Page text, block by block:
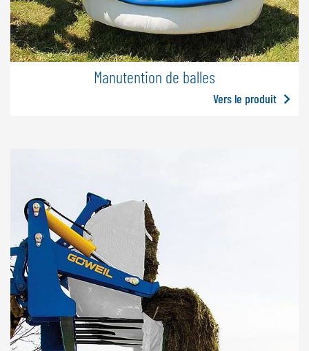
Manutention de balles
Vers le produit